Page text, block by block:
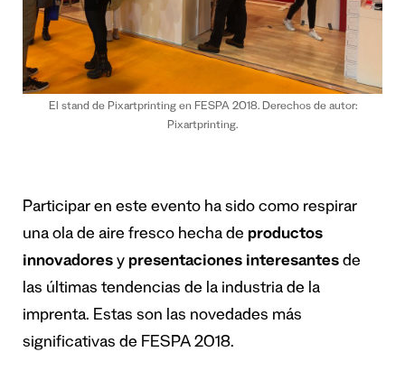
El stand de Pixartprinting en FESPA 2018. Derechos de autor:
Pixartprinting.
Participar en este evento ha sido como respirar
una ola de aire fresco hecha de productos
innovadores y presentaciones interesantes de
las últimas tendencias de la industria de la
imprenta. Estas son las novedades más
significativas de FESPA 2018.